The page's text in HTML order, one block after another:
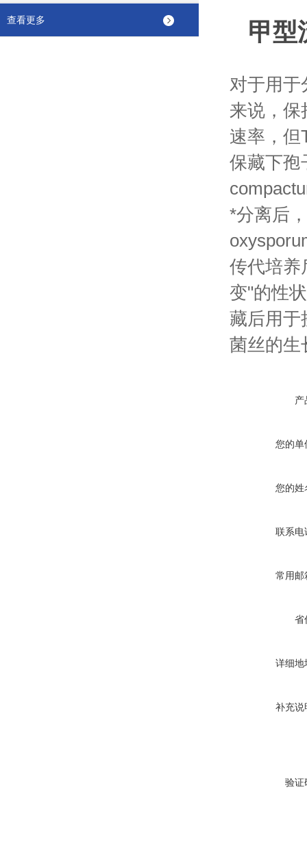
查看更多 甲型
对于用于
来说，保
速率，但
保藏下孢
*分离后
传代培养
变"的性
藏后用于
菌丝的生
产
您的单
您的姓
联系电
常用邮
省
详细地
补充说
验证